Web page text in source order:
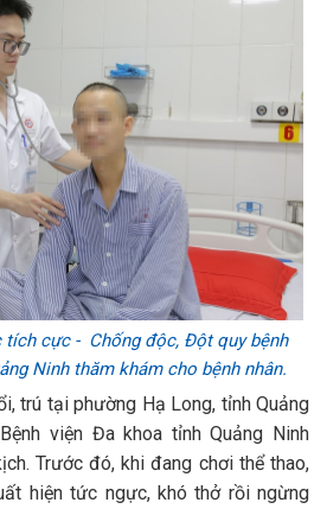
cực - Chống độc, Đột quy bệnh
Ninh thăm khám cho bệnh nhân.
trú tại phường Hạ Long, tỉnh Quảng
viện Đa khoa tỉnh Quảng Ninh
Trước đó, khi đang chơi thể thao,
hiện tức ngực, khó thở rồi ngừng